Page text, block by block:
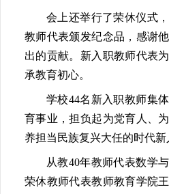
会上还举行了荣休仪式
教师代表颁发纪念品，感谢
出的贡献。新入职教师代表
承教育初心。
学校44名新入职教师集
育事业，担负起为党育人、
养担当民族复兴大任的时代新
从教40年教师代表数学
荣休教师代表教师教育学院